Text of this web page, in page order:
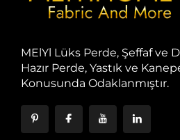
MElYl Lüks Perde, Şeffaf ve
Hazır Perde, Yastık ve Kanepe
Konusunda Odaklanmıştır.